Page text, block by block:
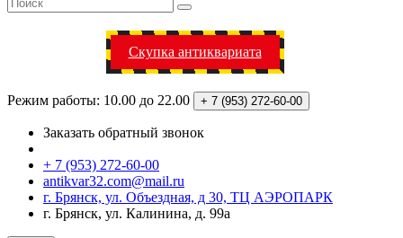
Скупка антиквариата
Режим работы: 10.00 до 22.00 + 7 (953) 272-60-00
Заказать обратный звонок
+ 7 (953) 272-60-00
antikvar32.com@mail.ru
г. Брянск, ул. Объездная, д 30, ТЦ АЭРОПАРК
г. Брянск, ул. Калинина, д. 99а